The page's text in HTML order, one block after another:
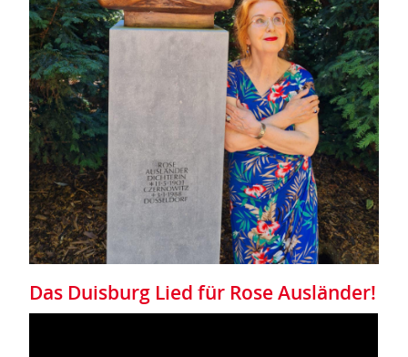
Das Duisburg Lied für Rose Ausländer!